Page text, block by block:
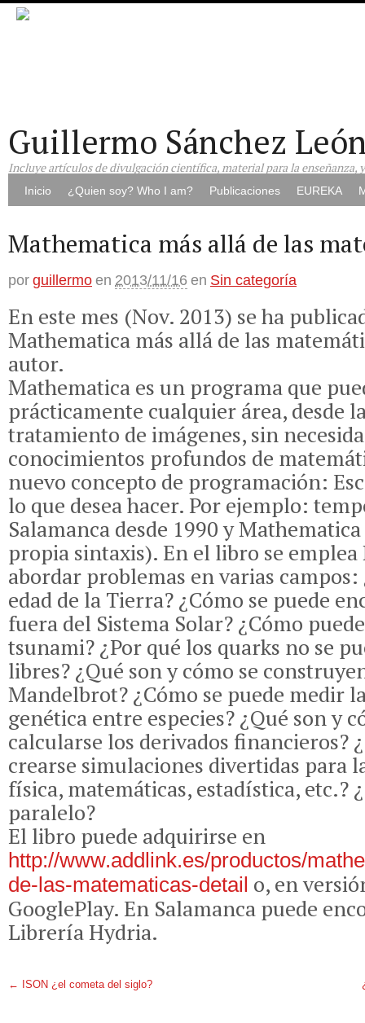
Guillermo Sánchez
Incluye artículos de divulgación científica, material para la enseñanza,
Inicio ¿Quien soy? Who I am? Publicaciones EUREKA
Mathematica más allá de las
por guillermo en 2013/11/16 en Sin categoría
En este mes (Nov. 2013) se ha
Mathematica más allá de las
autor.
Mathematica es un programa que
prácticamente cualquier área, desde
tratamiento de imágenes, sin
conocimientos profundos de
nuevo concepto de programación:
lo que desea hacer. Por ejemplo:
Salamanca desde 1990 y
propia sintaxis). En el libro se
abordar problemas en varias campos:
edad de la Tierra? ¿Cómo se puede
fuera del Sistema Solar? ¿Cómo
tsunami? ¿Por qué los quarks no se
libres? ¿Qué son y cómo se
Mandelbrot? ¿Cómo se puede medir
genética entre especies? ¿Qué son y
calcularse los derivados financieros?
crearse simulaciones divertidas para
física, matemáticas, estadística, etc.?
paralelo?
El libro puede adquirirse en
http://www.addlink.es/productos/
de-las-matematicas-detail o, en
GooglePlay. En Salamanca puede
Librería Hydria.
← ISON ¿el cometa del siglo?